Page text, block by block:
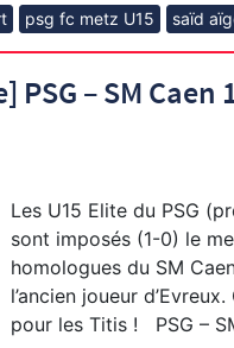
psg fc metz U15 saïd
– SM Caen
Les U15 Elite du PSG
sont imposés (1-0) le
homologues du SM
l’ancien joueur
pour les Titis ! PSG –